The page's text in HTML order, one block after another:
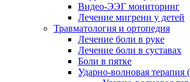
Видео-ЭЭГ мониторинг
Лечение мигрени у детей
Травматология и ортопедия
Лечение боли в руке
Лечение боли в суставах
Боли в пятке
Ударно-волновая